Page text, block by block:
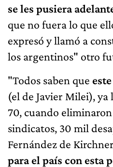
se les pusiera
que no fuera lo que
expresó y llamó a
los argentinos" otro
"Todos saben que
(el de Javier Milei),
70, cuando
sindicatos, 30 mil
Fernández de
para el país con esta